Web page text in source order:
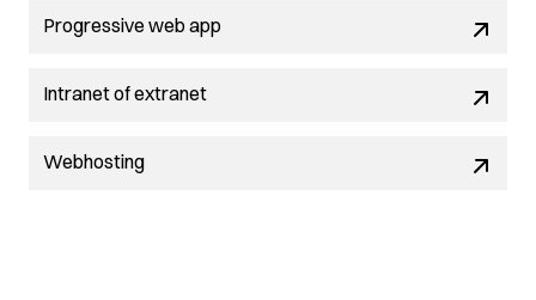
Progressive web app
Intranet of extranet
Webhosting